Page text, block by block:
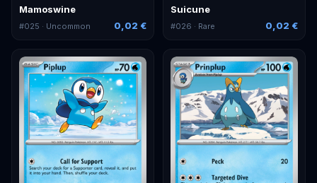
Mamoswine
#025 · Uncommon 0,02 €
Suicune
#026 · Rare 0,02 €